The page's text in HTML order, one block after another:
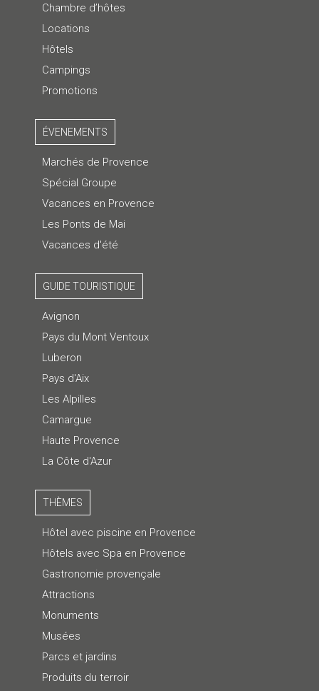
Chambre d’hôtes
Locations
Hôtels
Campings
Promotions
ÉVENEMENTS
Marchés de Provence
Spécial Groupe
Vacances en Provence
Les Ponts de Mai
Vacances d'été
GUIDE TOURISTIQUE
Avignon
Pays du Mont Ventoux
Luberon
Pays d'Aix
Les Alpilles
Camargue
Haute Provence
La Côte d'Azur
THÈMES
Hôtel avec piscine en Provence
Hôtels avec Spa en Provence
Gastronomie provençale
Attractions
Monuments
Musées
Parcs et jardins
Produits du terroir